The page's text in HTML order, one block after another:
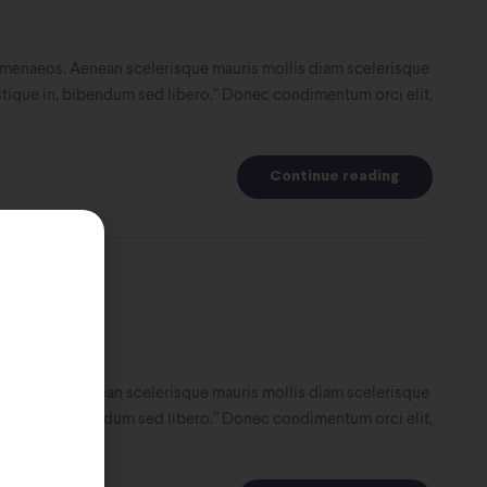
Aenean scelerisque mauris mollis diam scelerisque
in, bibendum sed libero.” Donec condimentum orci elit,
Continue reading
Aenean scelerisque mauris mollis diam scelerisque
in, bibendum sed libero.” Donec condimentum orci elit,